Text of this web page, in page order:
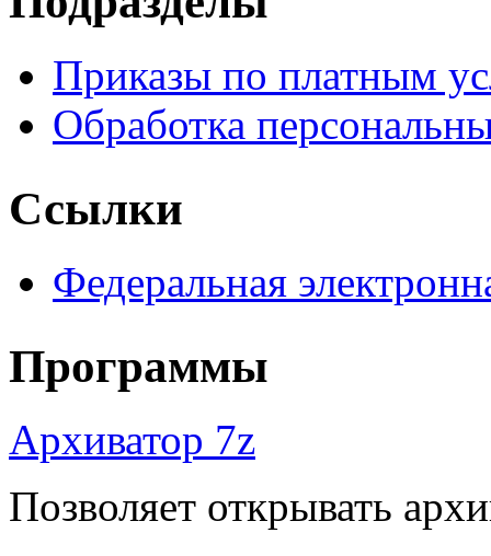
Приказы по платным
Обработка
Ссылки
Федеральная
Программы
Архиватор 7z
Позволяет открывать